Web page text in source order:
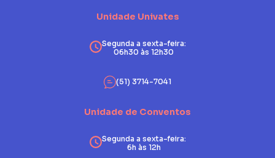
Unidade Univates
Segunda a sexta-feira:
06h30 às 12h30
(51) 3714-7041
Unidade de Conventos
Segunda a sexta-feira:
6h às 12h